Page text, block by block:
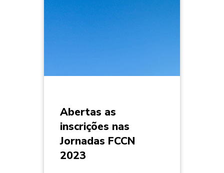
Abertas as
inscrições nas
Jornadas FCCN
2023